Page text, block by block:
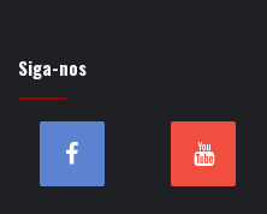
Siga-nos